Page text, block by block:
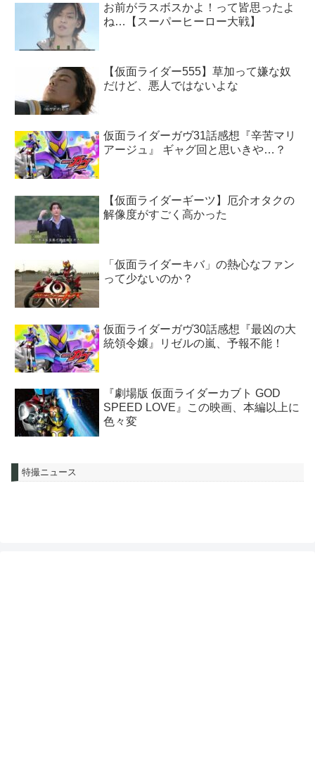
お前がラスボスかよ！って皆思ったよ
ね…【スーパーヒーロー大戦】
【仮面ライダー555】草加って嫌な奴
だけど、悪人ではないよな
仮面ライダーガヴ31話感想『辛苦マリ
アージュ』 ギャグ回と思いきや…？
【仮面ライダーギーツ】厄介オタクの
解像度がすごく高かった
「仮面ライダーキバ」の熱心なファン
って少ないのか？
仮面ライダーガヴ30話感想『最凶の大
統領令嬢』リゼルの嵐、予報不能！
『劇場版 仮面ライダーカブト GOD
SPEED LOVE』この映画、本編以上に
色々変
特撮ニュース